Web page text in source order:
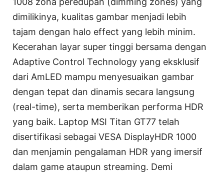
dimilikinya, kualitas gambar menjadi lebih
tajam dengan halo effect yang lebih minim.
Kecerahan layar super tinggi bersama dengan
Adaptive Control Technology yang eksklusif
dari AmLED mampu menyesuaikan gambar
dengan tepat dan dinamis secara langsung
(real-time), serta memberikan performa HDR
yang baik. Laptop MSI Titan GT77 telah
disertifikasi sebagai VESA DisplayHDR 1000
dan menjamin pengalaman HDR yang imersif
dalam game ataupun streaming. Demi